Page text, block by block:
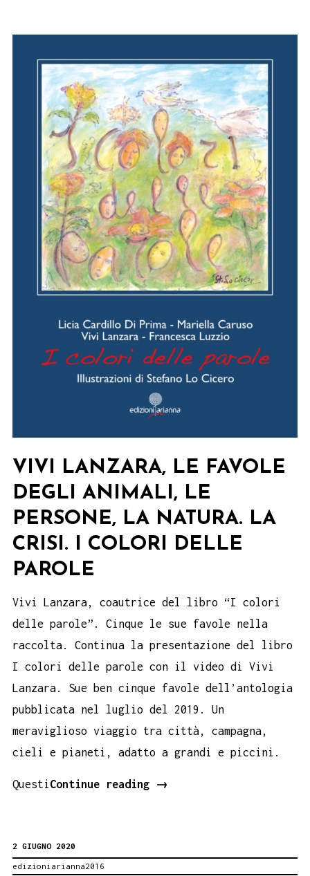
VIVI LANZARA, LE FAVOLE
DEGLI ANIMALI, LE
PERSONE, LA NATURA. LA
CRISI. I COLORI DELLE
PAROLE
Vivi Lanzara, coautrice del libro “I colori
delle parole”. Cinque le sue favole nella
raccolta. Continua la presentazione del libro
I colori delle parole con il video di Vivi
Lanzara. Sue ben cinque favole dell’antologia
pubblicata nel luglio del 2019. Un
meraviglioso viaggio tra città, campagna,
cieli e pianeti, adatto a grandi e piccini.
QuestiContinue reading
Vivi
→
2 GIUGNO 2020
edizioniarianna2016